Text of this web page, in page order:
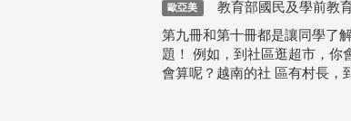
歐亞美 教育部國民及學前教
第九冊和第十冊都是讓同學了
題！ 例如，到社區逛超市，你
會算呢？越南的社 區有村長，